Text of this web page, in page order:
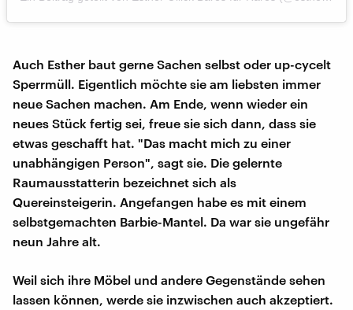
Auch Esther baut gerne Sachen selbst oder up-cycelt
Sperrmüll. Eigentlich möchte sie am liebsten immer
neue Sachen machen. Am Ende, wenn wieder ein
neues Stück fertig sei, freue sie sich dann, dass sie
etwas geschafft hat. "Das macht mich zu einer
unabhängigen Person", sagt sie. Die gelernte
Raumausstatterin bezeichnet sich als
Quereinsteigerin. Angefangen habe es mit einem
selbstgemachten Barbie-Mantel. Da war sie ungefähr
neun Jahre alt.
Weil sich ihre Möbel und andere Gegenstände sehen
lassen können, werde sie inzwischen auch akzeptiert.